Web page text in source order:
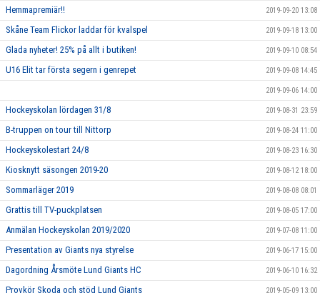
Hemmapremiär!! 2019-09-20 13:08
Skåne Team Flickor laddar för kvalspel 2019-09-18 13:00
Glada nyheter! 25% på allt i butiken! 2019-09-10 08:54
U16 Elit tar första segern i genrepet 2019-09-08 14:45
2019-09-06 14:00
Hockeyskolan lördagen 31/8 2019-08-31 23:59
B-truppen on tour till Nittorp 2019-08-24 11:00
Hockeyskolestart 24/8 2019-08-23 16:30
Kiosknytt säsongen 2019-20 2019-08-12 18:00
Sommarläger 2019 2019-08-08 08:01
Grattis till TV-puckplatsen 2019-08-05 17:00
Anmälan Hockeyskolan 2019/2020 2019-07-08 11:00
Presentation av Giants nya styrelse 2019-06-17 15:00
Dagordning Årsmöte Lund Giants HC 2019-06-10 16:32
Provkör Skoda och stöd Lund Giants 2019-05-09 13:00